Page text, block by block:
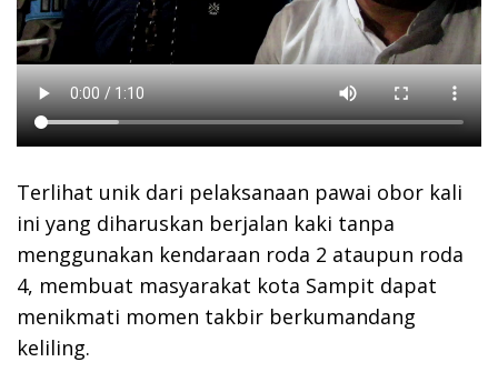
Terlihat unik dari pelaksanaan pawai obor kali
ini yang diharuskan berjalan kaki tanpa
menggunakan kendaraan roda 2 ataupun roda
4, membuat masyarakat kota Sampit dapat
menikmati momen takbir berkumandang
keliling.